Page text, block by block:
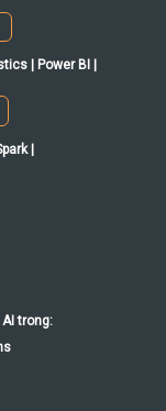
| Power BI |
|
trong: